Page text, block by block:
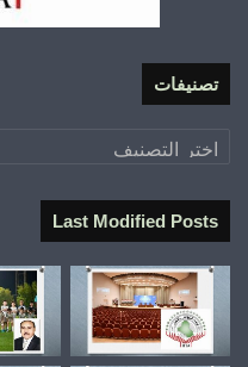
تصنيفات
تصنيفات
Last Modified Posts